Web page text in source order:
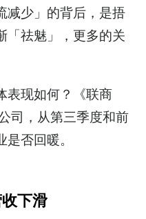
减少」的背后，是捂
「祛魅」，更多的关
表现如何？《联商
司，从第三季度和前
否回暖。
下滑